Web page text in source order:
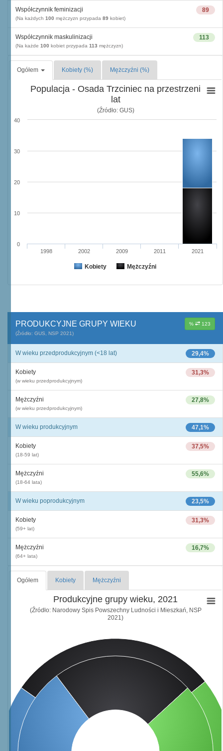
89
Współczynnik feminizacji
(Na każdych 100 mężczyzn przypada 89 kobiet)
113
Współczynnik maskulinizacji
(Na każde 100 kobiet przypada 113 mężczyzn)
Ogółem Kobiety (%) Mężczyźni (%)
Populacja - Osada Trzciniec na przestrzeni
lat
(Źródło: GUS)
Kobiety Mężczyźni
1998 2002 2009 2011 2021
0
10
20
30
40
% 123
PRODUKCYJNE GRUPY WIEKU
(Źródło: GUS, NSP 2021)
29,4%
W wieku przedprodukcyjnym (<18 lat)
31,3%
Kobiety
(w wieku przedprodukcyjnym)
27,8%
Mężczyźni
(w wieku przedprodukcyjnym)
47,1%
W wieku produkcyjnym
37,5%
Kobiety
(18-59 lat)
55,6%
Mężczyźni
(18-64 lata)
23,5%
W wieku poprodukcyjnym
31,3%
Kobiety
(59+ lat)
16,7%
Mężczyźni
(64+ lata)
Ogółem Kobiety Mężczyźni
Produkcyjne grupy wieku, 2021
(Źródło: Narodowy Spis Powszechny Ludności i Mieszkań, NSP
2021)